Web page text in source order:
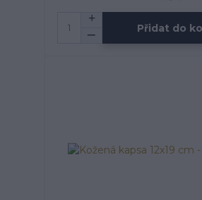
Přidat do